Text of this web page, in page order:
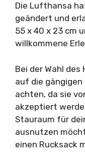
Die Lufthansa
geändert und
55 x 40 x 23 cm
willkommene
Bei der Wahl
auf die gängigen
achten, da sie
akzeptiert
Stauraum für
ausnutzen
einen Rucksack